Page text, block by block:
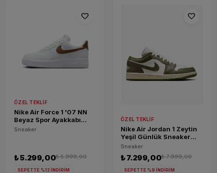
favorite
ÖZEL TEKLIF
Nike Air Force 1 '07 NN
Beyaz Spor Ayakkabı
DC9486-115
Sneaker
₺ 5.299,00₺ 5.999,00
SEPETTE %12 İNDİRİM
favorite
ÖZEL TEKLIF
Nike Air Jordan 1 Zeytin
Yeşil Günlük Sneaker
DC0774-122
Sneaker
₺ 7.299,00₺ 7.999,00
SEPETTE %9 İNDİRİM